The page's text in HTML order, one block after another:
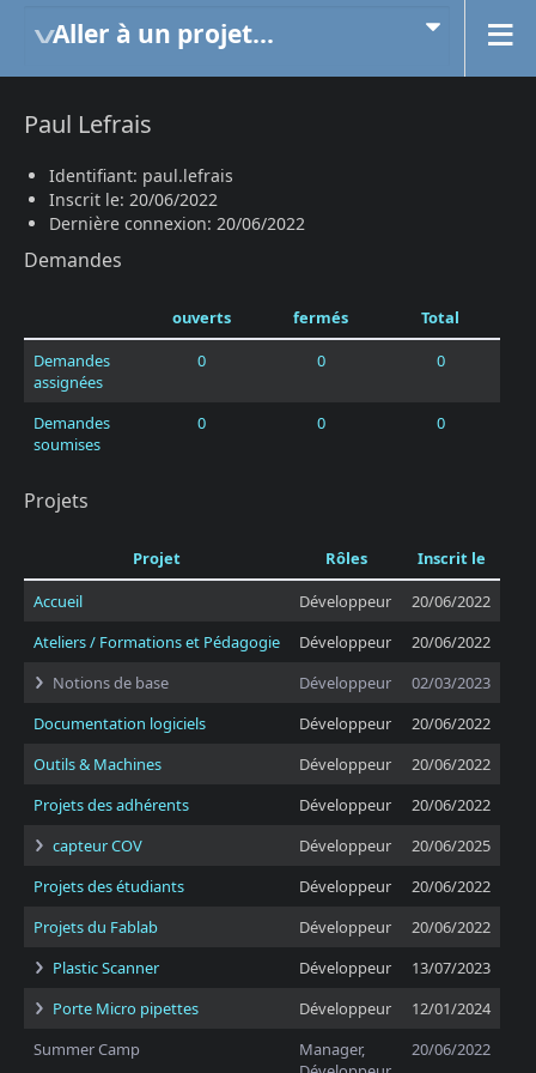
Aller à un projet...
Paul Lefrais
Identifiant: paul.lefrais
Inscrit le: 20/06/2022
Dernière connexion: 20/06/2022
Demandes
ouverts fermés
Total
Demandes
assignées
0 0 0
Demandes
soumises
0 0 0
Projets
Projet Rôles
Inscrit le
Accueil
Développeur
20/06/2022
Ateliers / Formations et Pédagogie
Développeur
20/06/2022
Notions de base
Développeur
02/03/2023
Documentation logiciels
Développeur
20/06/2022
Outils & Machines
Développeur
20/06/2022
Projets des adhérents
Développeur
20/06/2022
capteur COV
Développeur
20/06/2025
Projets des étudiants
Développeur
20/06/2022
Projets du Fablab
Développeur
20/06/2022
Plastic Scanner
Développeur
13/07/2023
Porte Micro pipettes
Développeur
12/01/2024
Summer Camp
Manager,
20/06/2022